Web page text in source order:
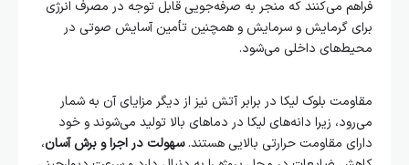
فراهم می‌کنند که منجر به صرفه‌جویی قابل توجه در مصرف انرژی
برای گرمایش و سرمایش و همچنین تأمین آسایش صوتی در
محیط‌های داخلی می‌شود.
مقاومت بلوک لیکا در برابر آتش نیز از دیگر مزایای آن به شمار
می‌رود، زیرا دانه‌های لیکا در دماهای بالا تولید می‌شوند و خود
دارای مقاومت حرارتی بالایی هستند.سهولت در اجرا و برش آسان،